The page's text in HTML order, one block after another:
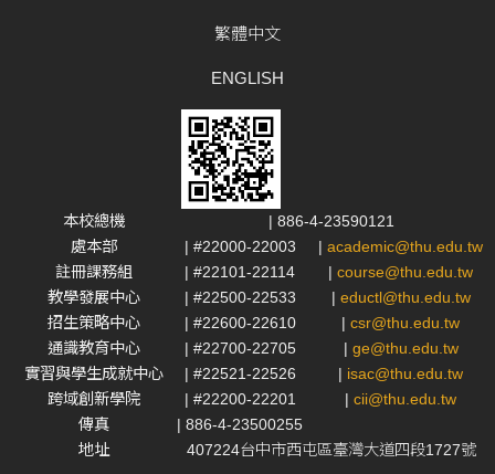
繁體中文
ENGLISH
本校總機
| 886-4-23590121
處本部
| #22000-22003 | academic@thu.edu.tw
註冊課務組
| #22101-22114 | course@thu.edu.tw
教學發展中心
| #22500-22533 | eductl@thu.edu.tw
招生策略中心
| #22600-22610 | csr@thu.edu.tw
通識教育中心
| #22700-22705 | ge@thu.edu.tw
實習與學生成就中心
| #22521-22526 | isac@thu.edu.tw
跨域創新學院
| #22200-22201 | cii@thu.edu.tw
傳真
| 886-4-23500255
地址
407224台中市西屯區臺灣大道四段1727號